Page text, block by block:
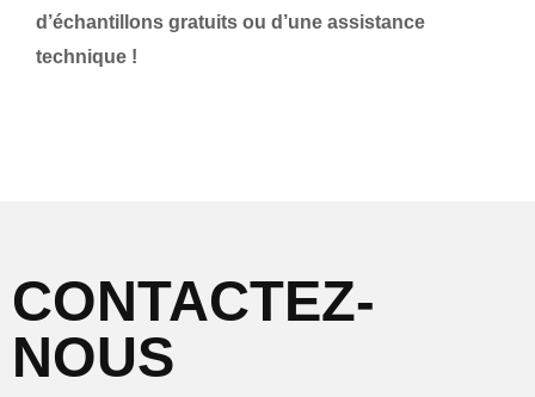
d’échantillons gratuits ou d’une assistance
technique !
CONTACTEZ-
NOUS